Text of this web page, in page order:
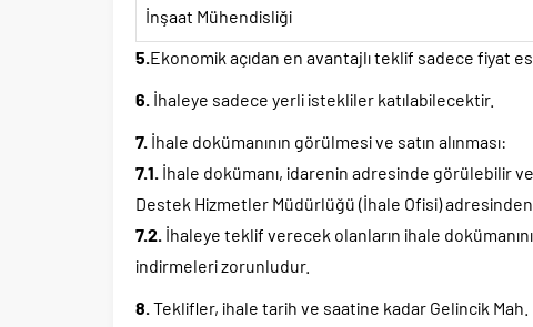
İnşaat Mühendisliği
5.Ekonomik açıdan en avantajlı teklif sadece fiyat
6. İhaleye sadece yerli istekliler katılabilecektir.
7. İhale dokümanının görülmesi ve satın alınması:
7.1. İhale dokümanı, idarenin adresinde görülebilir ve
Destek Hizmetler Müdürlüğü (İhale Ofisi) adresinden
7.2. İhaleye teklif verecek olanların ihale
indirmeleri zorunludur.
8.Teklifler, ihale tarih ve saatine kadar Gelincik